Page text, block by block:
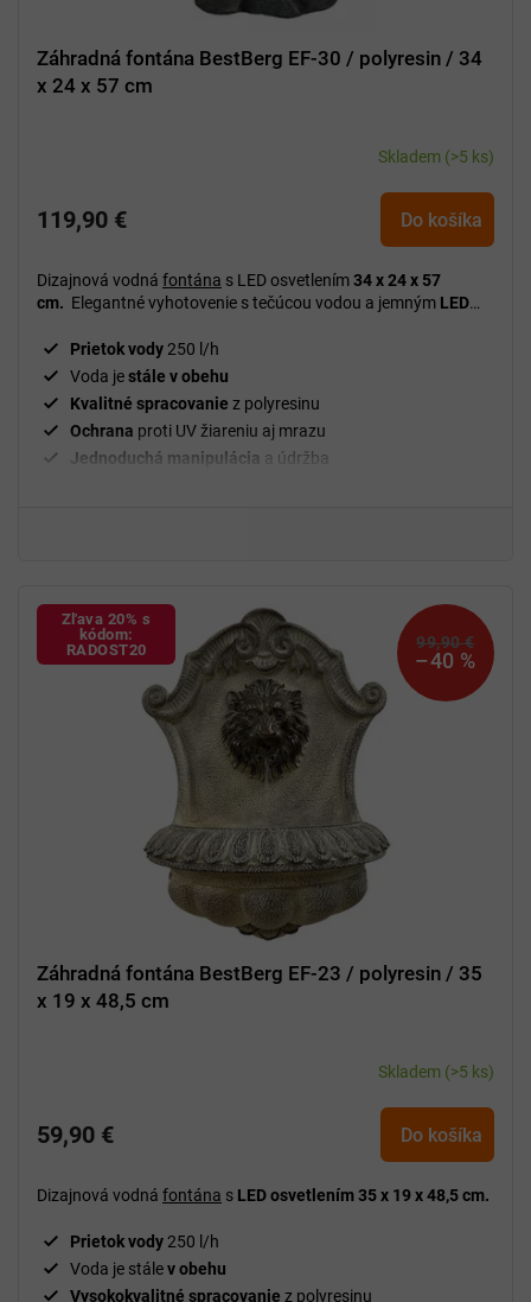
Záhradná fontána BestBerg EF-30 / polyresin / 34
x 24 x 57 cm
Skladem (>5 ks)
119,90 € Do košíka
Dizajnová vodná fontána s LED osvetlením34 x 24 x 57
cm. Elegantné vyhotovenie s tečúcou vodou a jemným LED
štýlový prvok záhrady či terasy.
Prietok vody 250 l/h
Voda jestále v obehu
Kvalitné spracovanie z polyresinu
Ochrana proti UV žiareniu aj mrazu
Jednoduchá manipulácia a údržba
Zľava 20% s
kódom:
RADOST20
99,90 €
–40 %
Záhradná fontána BestBerg EF-23 / polyresin / 35
x 19 x 48,5 cm
Skladem (>5 ks)
59,90 € Do košíka
Dizajnová vodná fontána s LED osvetlením 35 x 19 x 48,5 cm.
Prietok vody 250 l/h
Voda je stálev obehu
Vysokokvalitné spracovanie z polyresinu